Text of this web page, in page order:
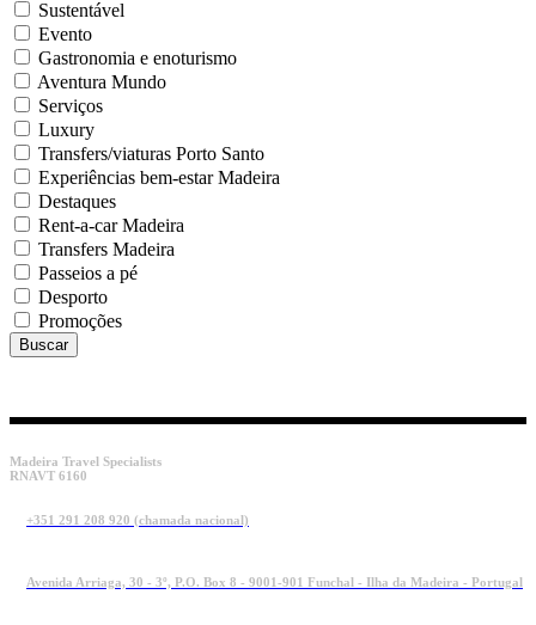
Sustentável
Evento
Gastronomia e enoturismo
Aventura Mundo
Serviços
Luxury
Transfers/viaturas Porto Santo
Experiências bem-estar Madeira
Destaques
Rent-a-car Madeira
Transfers Madeira
Passeios a pé
Desporto
Promoções
Madeira Travel Specialists
RNAVT 6160
+351 291 208 920 (chamada nacional)
Avenida Arriaga, 30 - 3º, P.O. Box 8 - 9001-901 Funchal - Ilha da Madeira - Portugal